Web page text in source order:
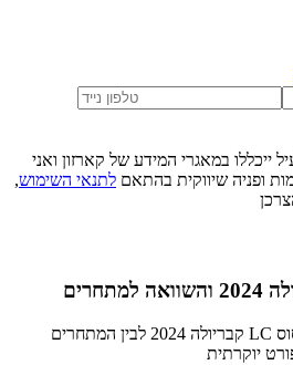
ייכללו במאגרי המידע של קארזון ואני
ופניה שיווקית בהתאם לתנאי השימוש,
השוואת רמות הגימור של לקסוס LC קבריולה 2024 לבין המתחרים
יוקרתית